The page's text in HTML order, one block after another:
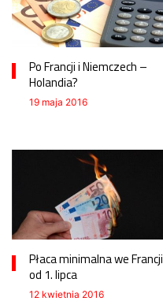
Po Francji i Niemczech –
Holandia?
19 maja 2016
Płaca minimalna we Francji
od 1. lipca
12 kwietnia 2016